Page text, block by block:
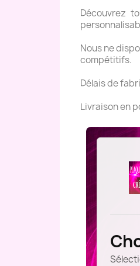
Découvrez
Nous ne
compétitifs.
Délais de
Livraison en